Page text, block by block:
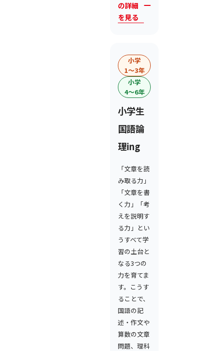
の詳細
を見る
小学
1〜3年
小学
4〜6年
小学生
国語論
理ing
「文章を読
み取る力」
「文章を書
く力」「考
えを説明す
る力」とい
うすべて学
習の土台と
なる3つの
力を育てま
す。こうす
ることで、
国語の記
述・作文や
算数の文章
問題、理科